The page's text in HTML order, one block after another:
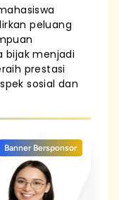
peluang
bijak menjadi
prestasi
sosial dan
Banner Bersponsor